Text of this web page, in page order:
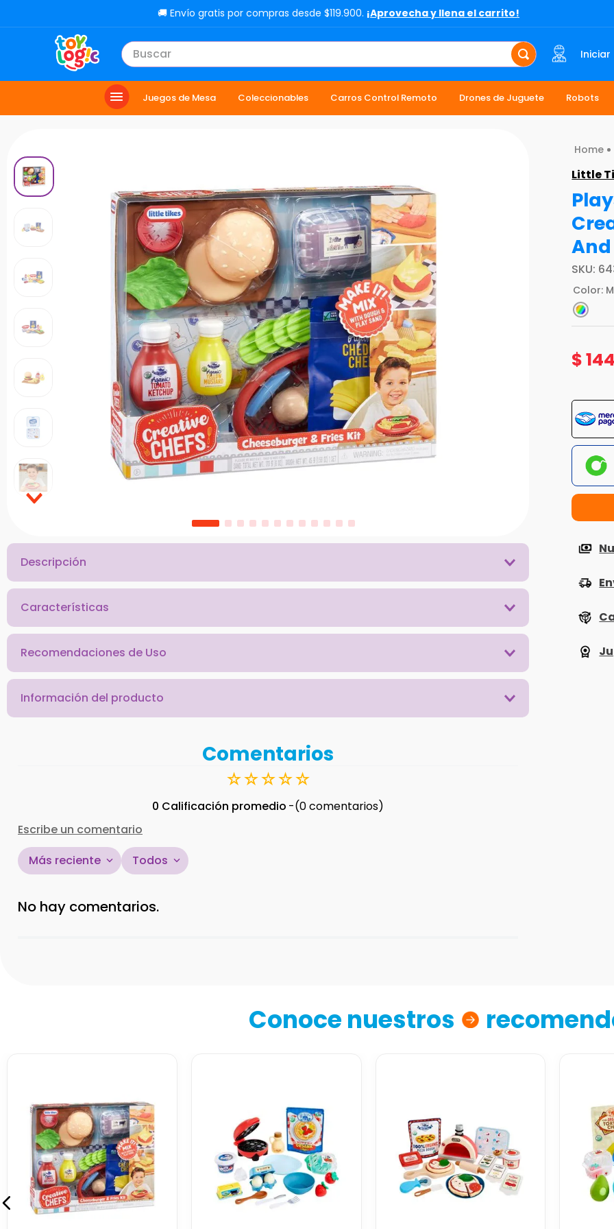
🚚 Envío gratis por compras desde $119.900. ¡Aprovecha y llena el carrito!
Buscar Iniciar
Juegos de Mesa Coleccionables Carros Control Remoto Drones de Juguete Robots
Descripción
Características
Recomendaciones de Uso
Información del producto
Comentarios
☆☆☆☆☆
0 Calificación promedio
(0 comentarios)
Escribe un comentario
Título
Escribe un comentario
Más reciente Todos
No hay comentarios.
Little
And
SKU:
Color:
$
Conoce nuestros
TÉRMINOS MÁS BUSCADOS
lol
carro control remoto
minix maradona
peluche
sonic
bloques
chef